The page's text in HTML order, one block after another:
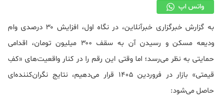
واتس اپ
به گزارش خبرگزاری خبرآنلاین، در نگاه اول، افزایش ۳۰ درصدی وام
ودیعه مسکن و رسیدن آن به سقف ۳۰۰ میلیون تومان، اقدامی
حمایتی به نظر می‌رسد؛ اما وقتی این رقم را در کنار واقعیت‌های «کفِ
قیمتی» بازار در فروردین ۱۴۰۵ قرار می‌دهیم، نتایج نگران‌کننده‌ای
حاصل می‌شود: